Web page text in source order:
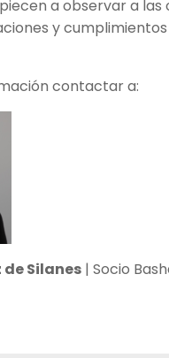
a observar a las
y
contactar a:
de Silanes | Socio